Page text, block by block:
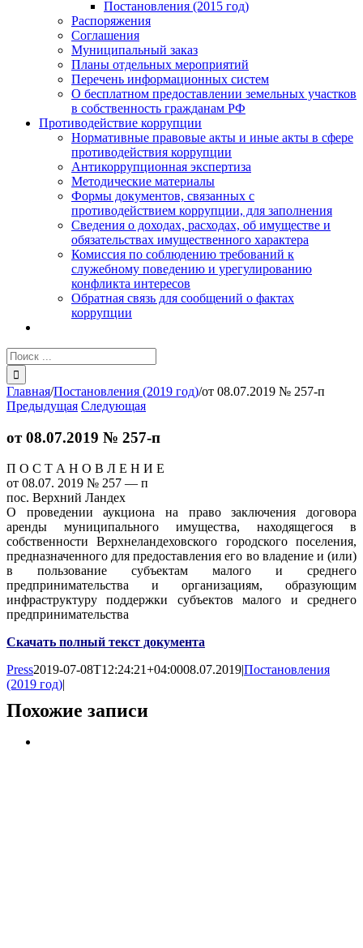
Постановления (2015 год)
Распоряжения
Соглашения
Муниципальный заказ
Планы отдельных мероприятий
Перечень информационных систем
О бесплатном предоставлении земельных участков
в собственность гражданам РФ
Противодействие коррупции
Нормативные правовые акты и иные акты в сфере
противодействия коррупции
Антикоррупционная экспертиза
Методические материалы
Формы документов, связанных с
противодействием коррупции, для заполнения
Сведения о доходах, расходах, об имуществе и
обязательствах имущественного характера
Комиссия по соблюдению требований к
служебному поведению и урегулированию
конфликта интересов
Обратная связь для сообщений о фактах
коррупции
Результат
поиска:
Главная/Постановления (2019 год)/от 08.07.2019 № 257-п
Предыдущая Следующая
от 08.07.2019 № 257-п
П О С Т А Н О В Л Е Н И Е
от 08.07. 2019 № 257 — п
пос. Верхний Ландех
О проведении аукциона на право заключения договора
аренды муниципального имущества, находящегося в
собственности Верхнеландеховского городского поселения,
предназначенного для предоставления его во владение и (или)
в пользование субъектам малого и среднего
предпринимательства и организациям, образующим
инфраструктуру поддержки субъектов малого и среднего
предпринимательства
Скачать полный текст документа
Press2019-07-08T12:24:21+04:0008.07.2019|Постановления
(2019 год)|
Похожие записи